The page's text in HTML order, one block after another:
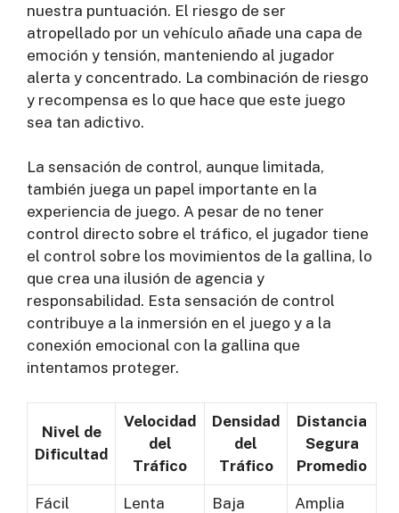
nuestra puntuación. El riesgo de ser
atropellado por un vehículo añade una capa de
emoción y tensión, manteniendo al jugador
alerta y concentrado. La combinación de riesgo
y recompensa es lo que hace que este juego
sea tan adictivo.
La sensación de control, aunque limitada,
también juega un papel importante en la
experiencia de juego. A pesar de no tener
control directo sobre el tráfico, el jugador tiene
el control sobre los movimientos de la gallina, lo
que crea una ilusión de agencia y
responsabilidad. Esta sensación de control
contribuye a la inmersión en el juego y a la
conexión emocional con la gallina que
intentamos proteger.
Nivel de
Dificultad
Velocidad
del
Tráfico
Densidad
del
Tráfico
Distancia
Segura
Promedio
Fácil Lenta Baja Amplia